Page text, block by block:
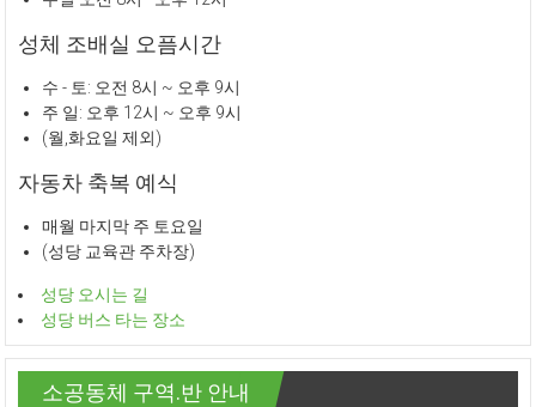
성체 조배실 오픔시간
수 - 토: 오전 8시 ~ 오후 9시
주 일: 오후 12시 ~ 오후 9시
(월,화요일 제외)
자동차 축복 예식
매월 마지막 주 토요일
(성당 교육관 주차장)
성당 오시는 길
성당 버스 타는 장소
소공동체 구역.반 안내